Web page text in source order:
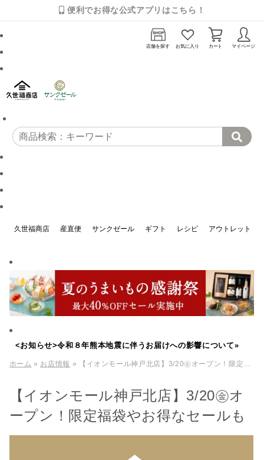
便利でお得な公式アプリはこちら！
店舗を探す お気に入り カート マイページ
久世福商店 産直便 サンクゼール ギフト レシピ アウトレット
<お知らせ>令和８年熊本地震に伴うお届けへの影響について»
ホーム » お店情報 » 【イオンモール神戸北店】3/20㊎オープン！限定福袋やお得なセールも
【イオンモール神戸北店】3/20㊎オ
ープン！限定福袋やお得なセールも